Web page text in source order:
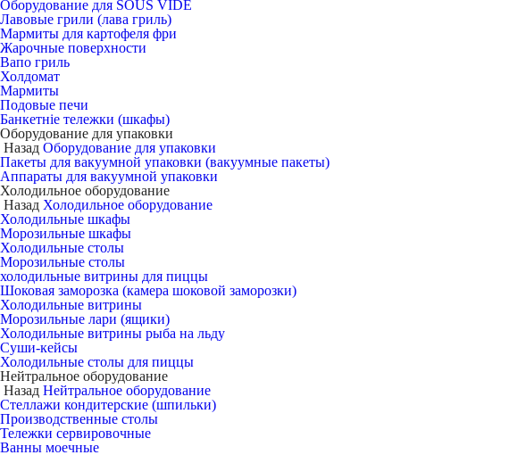
Оборудование для SOUS VIDE
Лавовые грили (лава гриль)
Мармиты для картофеля фри
Жарочные поверхности
Вапо гриль
Холдомат
Мармиты
Подовые печи
Банкетніе тележки (шкафы)
Оборудование для упаковки
Назад Оборудование для упаковки
Пакеты для вакуумной упаковки (вакуумные пакеты)
Аппараты для вакуумной упаковки
Холодильное оборудование
Назад Холодильное оборудование
Холодильные шкафы
Морозильные шкафы
Холодильные столы
Морозильные столы
холодильные витрины для пиццы
Шоковая заморозка (камера шоковой заморозки)
Холодильные витрины
Морозильные лари (ящики)
Холодильные витрины рыба на льду
Суши-кейсы
Холодильные столы для пиццы
Нейтральное оборудование
Назад Нейтральное оборудование
Стеллажи кондитерские (шпильки)
Производственные столы
Тележки сервировочные
Ванны моечные